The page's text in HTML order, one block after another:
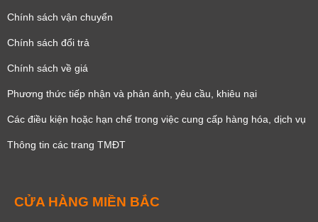
Chính sách vận chuyển
Chính sách đổi trả
Chính sách về giá
Phương thức tiếp nhận và phản ánh, yêu cầu, khiêu nại
Các điều kiện hoặc hạn chế trong việc cung cấp hàng hóa, dịch vụ
Thông tin các trang TMĐT
CỬA HÀNG MIỀN BẮC